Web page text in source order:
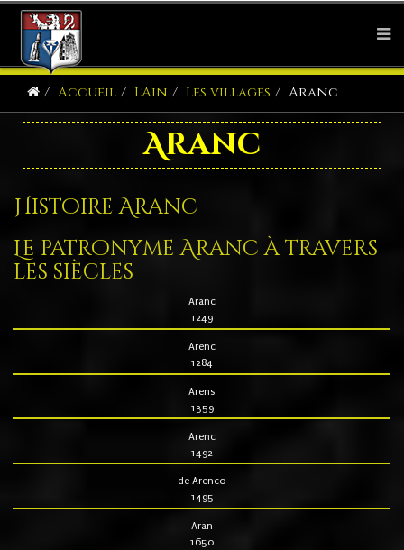
Accueil L'Ain Les villages Aranc
Aranc
Histoire Aranc
Le patronyme Aranc à travers
les siècles
Aranc
1249
Arenc
1284
Arens
1359
Arenc
1492
de Arenco
1495
Aran
1650